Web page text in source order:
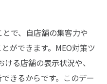
で、自店舗の集客力や
ができます。MEO対策ツ
る店舗の表示状況や、
きるからです。このデー